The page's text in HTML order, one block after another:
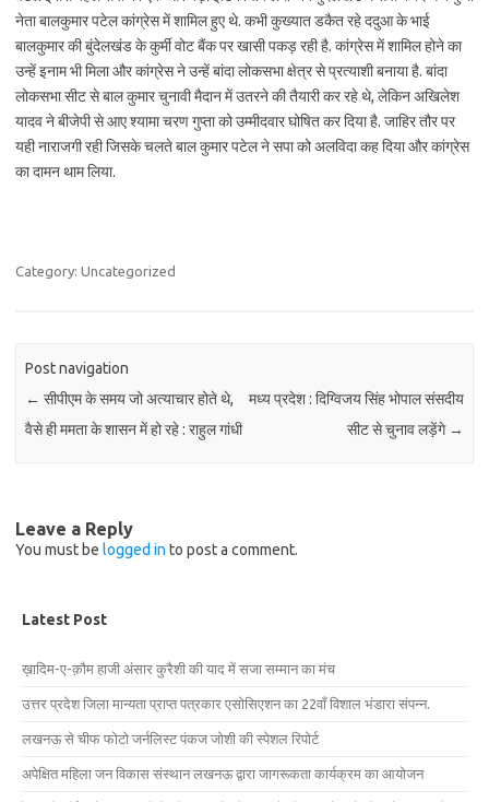
नेता बालकुमार पटेल कांग्रेस में शामिल हुए थे. कभी कुख्यात डकैत रहे ददुआ के भाई
बालकुमार की बुंदेलखंड के कुर्मी वोट बैंक पर खासी पकड़ रही है. कांग्रेस में शामिल होने का
उन्हें इनाम भी मिला और कांग्रेस ने उन्हें बांदा लोकसभा क्षेत्र से प्रत्याशी बनाया है. बांदा
लोकसभा सीट से बाल कुमार चुनावी मैदान में उतरने की तैयारी कर रहे थे, लेकिन अखिलेश
यादव ने बीजेपी से आए श्यामा चरण गुप्ता को उम्मीदवार घोषित कर दिया है. जाहिर तौर पर
यही नाराजगी रही जिसके चलते बाल कुमार पटेल ने सपा को अलविदा कह दिया और कांग्रेस
का दामन थाम लिया.
Category: Uncategorized
Post navigation
← सीपीएम के समय जो अत्याचार होते थे,
वैसे ही ममता के शासन में हो रहे : राहुल गांधी
मध्य प्रदेश : दिग्विजय सिंह भोपाल संसदीय
सीट से चुनाव लड़ेंगे →
Leave a Reply
You must be logged in to post a comment.
Latest Post
ख़ादिम-ए-क़ौम हाजी अंसार कुरैशी की याद में सजा सम्मान का मंच
उत्तर प्रदेश जिला मान्यता प्राप्त पत्रकार एसोसिएशन का 22वाँ विशाल भंडारा संपन्न.
लखनऊ से चीफ फोटो जर्नलिस्ट पंकज जोशी की स्पेशल रिपोर्ट
अपेक्षित महिला जन विकास संस्थान लखनऊ द्वारा जागरूकता कार्यक्रम का आयोजन